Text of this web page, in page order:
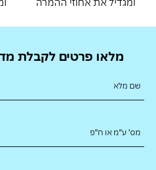
מלאו פרטים לקבלת
שם מלא
מס' ע"מ או ח"פ